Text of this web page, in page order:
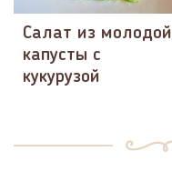
Салат из молодой
капусты с
кукурузой